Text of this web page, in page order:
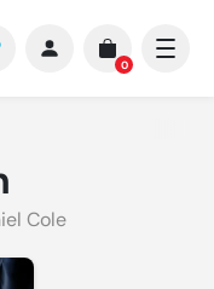
0
Cole